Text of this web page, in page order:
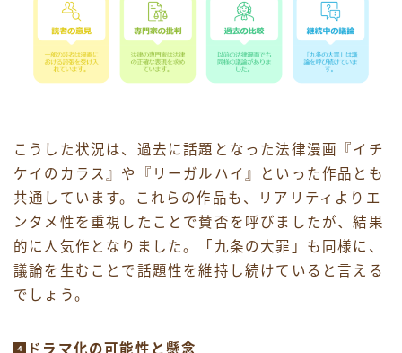
こうした状況は、過去に話題となった法律漫画『イチ
ケイのカラス』や『リーガルハイ』といった作品とも
共通しています。これらの作品も、リアリティよりエ
ンタメ性を重視したことで賛否を呼びましたが、結果
的に人気作となりました。「九条の大罪」も同様に、
議論を生むことで話題性を維持し続けていると言える
でしょう。
ドラマ化の可能性と懸念